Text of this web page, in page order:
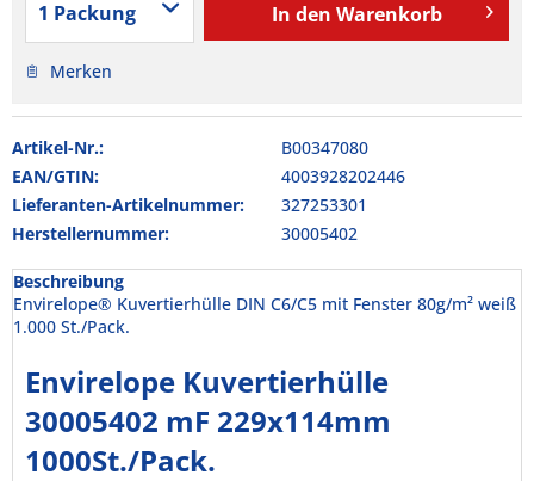
In den Warenkorb
Merken
Artikel-Nr.:
B00347080
EAN/GTIN:
4003928202446
Lieferanten-Artikelnummer:
327253301
Herstellernummer:
30005402
Beschreibung
Envirelope® Kuvertierhülle DIN C6/C5 mit Fenster 80g/m² weiß
1.000 St./Pack.
Envirelope Kuvertierhülle
30005402 mF 229x114mm
1000St./Pack.